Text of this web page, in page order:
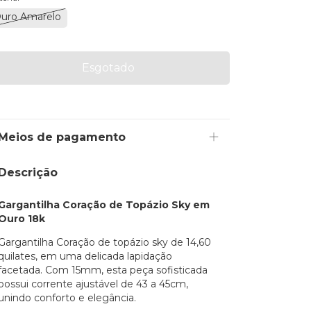
Amarelo
de pagamento
Coração de Topázio Sky em
18k
Coração de topázio sky de 14,60
em uma delicada lapidação
Com 15mm, esta peça sofisticada
corrente ajustável de 43 a 45cm,
conforto e elegância.